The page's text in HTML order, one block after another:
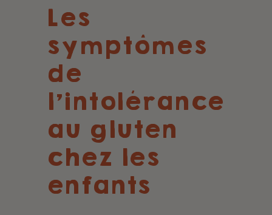
Les
symptômes
de
l'intolérance
au gluten
chez les
enfants